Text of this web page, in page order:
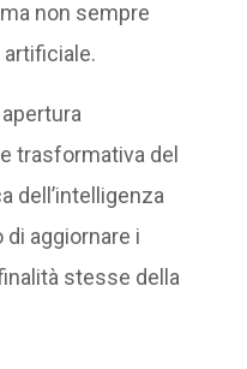
non sempre
artificiale.
apertura
trasformativa del
dell’intelligenza
aggiornare i
stesse della